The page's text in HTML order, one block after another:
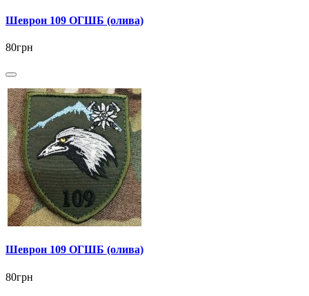
Шеврон 109 ОГШБ (олива)
80грн
Шеврон 109 ОГШБ (олива)
80грн